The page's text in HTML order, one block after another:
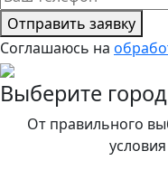
Отправить заявку
Соглашаюсь на
Выберите город
От правильного